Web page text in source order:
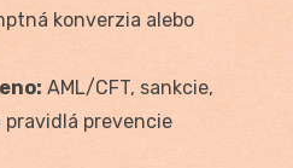
konverzia alebo
AML/CFT, sankcie,
prevencie